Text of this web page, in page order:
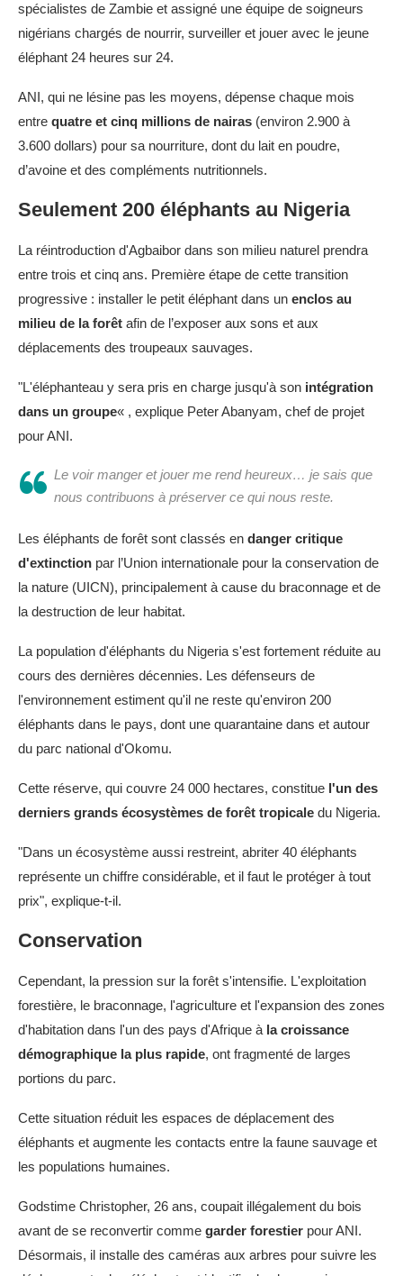
spécialistes de Zambie et assigné une équipe de soigneurs
nigérians chargés de nourrir, surveiller et jouer avec le jeune
éléphant 24 heures sur 24.
ANI, qui ne lésine pas les moyens, dépense chaque mois
entre quatre et cinq millions de nairas (environ 2.900 à
3.600 dollars) pour sa nourriture, dont du lait en poudre,
d’avoine et des compléments nutritionnels.
Seulement 200 éléphants au Nigeria
La réintroduction d'Agbaibor dans son milieu naturel prendra
entre trois et cinq ans. Première étape de cette transition
progressive : installer le petit éléphant dans un enclos au
milieu de la forêt afin de l’exposer aux sons et aux
déplacements des troupeaux sauvages.
"L'éléphanteau y sera pris en charge jusqu'à son intégration
dans un groupe« , explique Peter Abanyam, chef de projet
pour ANI.
Le voir manger et jouer me rend heureux… je sais que
nous contribuons à préserver ce qui nous reste.
Les éléphants de forêt sont classés en danger critique
d'extinction par l’Union internationale pour la conservation de
la nature (UICN), principalement à cause du braconnage et de
la destruction de leur habitat.
La population d'éléphants du Nigeria s'est fortement réduite au
cours des dernières décennies. Les défenseurs de
l'environnement estiment qu'il ne reste qu'environ 200
éléphants dans le pays, dont une quarantaine dans et autour
du parc national d'Okomu.
Cette réserve, qui couvre 24 000 hectares, constitue l'un des
derniers grands écosystèmes de forêt tropicale du Nigeria.
"Dans un écosystème aussi restreint, abriter 40 éléphants
représente un chiffre considérable, et il faut le protéger à tout
prix", explique-t-il.
Conservation
Cependant, la pression sur la forêt s'intensifie. L'exploitation
forestière, le braconnage, l'agriculture et l'expansion des zones
d'habitation dans l'un des pays d'Afrique à la croissance
démographique la plus rapide, ont fragmenté de larges
portions du parc.
Cette situation réduit les espaces de déplacement des
éléphants et augmente les contacts entre la faune sauvage et
les populations humaines.
Godstime Christopher, 26 ans, coupait illégalement du bois
avant de se reconvertir comme garder forestier pour ANI.
Désormais, il installe des caméras aux arbres pour suivre les